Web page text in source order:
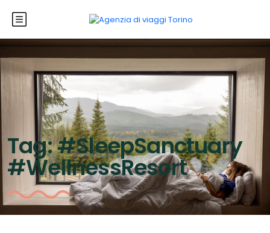
Tag:#SleepSanctuary
#WellnessResort